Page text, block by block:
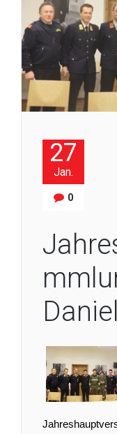
27
Jan.
0
Daniel